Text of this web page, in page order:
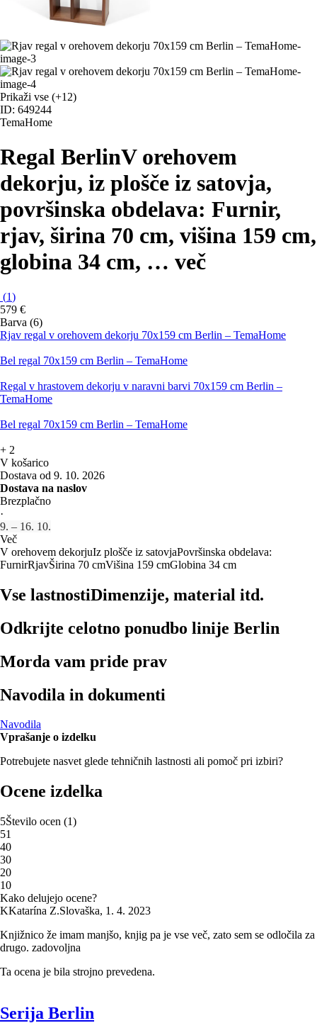
Prikaži vse (+12)
ID: 649244
TemaHome
Regal BerlinV orehovem
dekorju, iz plošče iz satovja,
površinska obdelava: Furnir,
rjav, širina 70 cm, višina 159 cm,
globina 34 cm, … več
(1)
579 €
Barva (6)
Rjav regal v orehovem dekorju 70x159 cm Berlin – TemaHome
Bel regal 70x159 cm Berlin – TemaHome
Regal v hrastovem dekorju v naravni barvi 70x159 cm Berlin –
TemaHome
Bel regal 70x159 cm Berlin – TemaHome
+ 2
V košarico
Dostava od 9. 10. 2026
Dostava na naslov
Brezplačno
·
9. – 16. 10.
Več
V orehovem dekorjuIz plošče iz satovjaPovršinska obdelava:
FurnirRjavŠirina 70 cmVišina 159 cmGlobina 34 cm
Vse lastnostiDimenzije, material itd.
Odkrijte celotno ponudbo linije Berlin
Morda vam pride prav
Navodila in dokumenti
Navodila
Vprašanje o izdelku
Potrebujete nasvet glede tehničnih lastnosti ali pomoč pri izbiri?
Ocene izdelka
5Število ocen (1)
51
40
30
20
10
Kako delujejo ocene?
KKatarína Z.Slovaška, 1. 4. 2023
Knjižnico že imam manjšo, knjig pa je vse več, zato sem se odločila za
drugo. zadovoljna
Ta ocena je bila strojno prevedena.
Serija Berlin